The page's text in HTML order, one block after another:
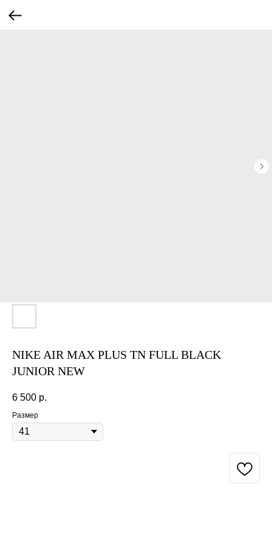
NIKE AIR MAX PLUS TN FULL BLACK
JUNIOR NEW
6 500 р.
Размер